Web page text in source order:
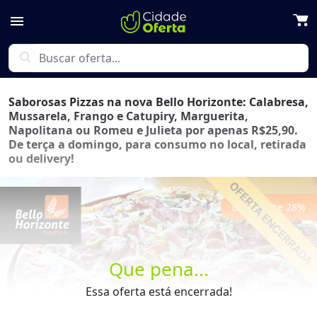
menu
search
Que pena...
Essa oferta está encerrada!
Saborosas Pizzas na nova Bello Horizonte: Calabresa,
Mussarela, Frango e Catupiry, Marguerita,
Napolitana ou Romeu e Julieta por apenas R$25,90.
De terça a domingo, para consumo no local, retirada
ou delivery!
Economize 28%